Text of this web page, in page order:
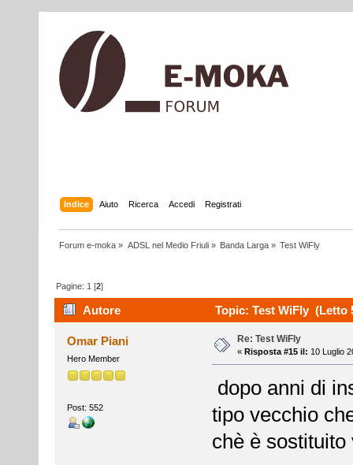
Indice Aiuto Ricerca Accedi Registrati
Forum e-moka » ADSL nel Medio Friuli» Banda Larga» Test WiFly
Pagine: 1 [2]
Autore Topic: Test WiFly (Letto
Omar Piani
Hero Member
Post: 552
Re: Test WiFly
« Risposta #15 il: 10 Luglio
dopo anni di
tipo vecchio
chè è sostituito